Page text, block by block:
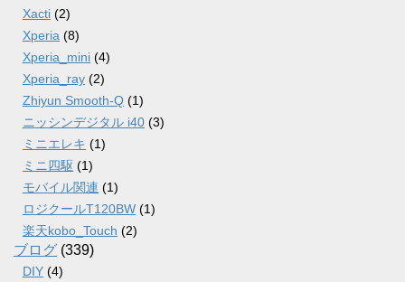
Xacti (2)
Xperia (8)
Xperia_mini (4)
Xperia_ray (2)
Zhiyun Smooth-Q (1)
ニッシンデジタル i40 (3)
ミニエレキ (1)
ミニ四駆 (1)
モバイル関連 (1)
ロジクールT120BW (1)
楽天kobo_Touch (2)
ブログ (339)
DIY (4)